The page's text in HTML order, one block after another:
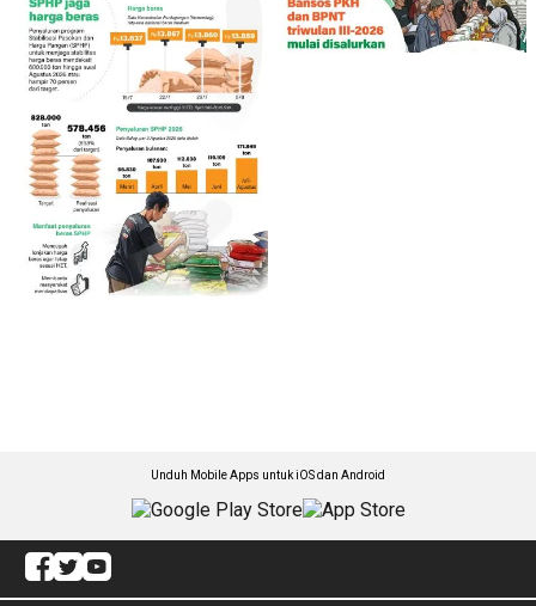
Unduh Mobile Apps untuk iOS dan Android